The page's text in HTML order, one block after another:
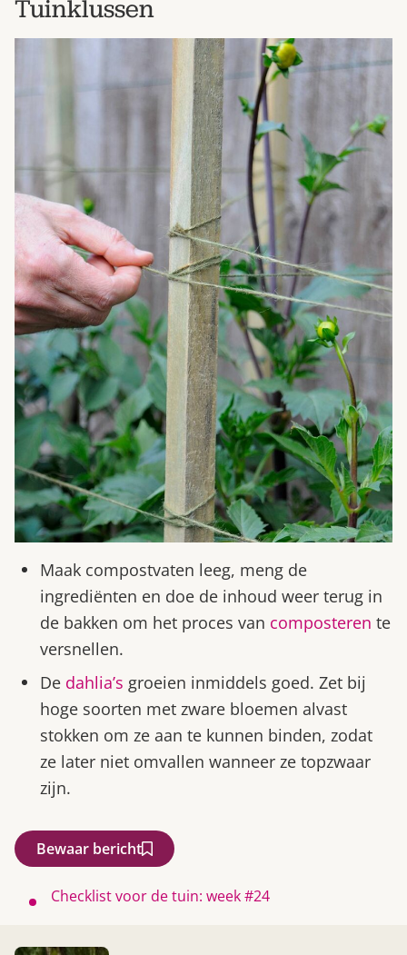
Tuinklussen
Maak compostvaten leeg, meng de
ingrediënten en doe de inhoud weer terug in
de bakken om het proces van composteren te
versnellen.
De dahlia’s groeien inmiddels goed. Zet bij
hoge soorten met zware bloemen alvast
stokken om ze aan te kunnen binden, zodat
ze later niet omvallen wanneer ze topzwaar
zijn.
Bewaar bericht
Checklist voor de tuin: week #24